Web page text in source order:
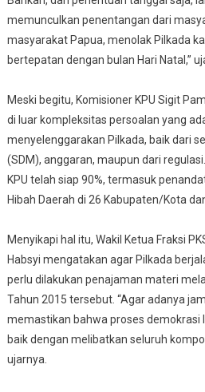
memunculkan penentangan dari
masyarakat Papua, menolak Pilkada
bertepatan dengan bulan Hari Natal,”
Meski begitu, Komisioner KPU Sigit
di luar kompleksitas persoalan yang
menyelenggarakan Pilkada, baik dari
(SDM), anggaran, maupun dari
KPU telah siap 90%, termasuk
Hibah Daerah di 26 Kabupaten/Kota
Menyikapi hal itu, Wakil Ketua Fraksi
Habsyi mengatakan agar Pilkada
perlu dilakukan penajaman materi
Tahun 2015 tersebut. “Agar adanya
memastikan bahwa proses demokrasi
baik dengan melibatkan seluruh
ujarnya.